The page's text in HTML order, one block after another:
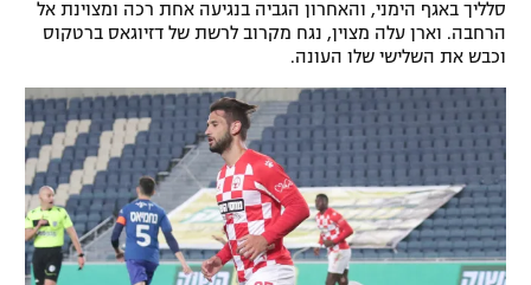
סלליך באגף הימני, והאחרון הגביה בנגיעה אחת רכה ומצוינת אל
הרחבה. וארן עלה מצוין, נגח מקרוב לרשת של דזיוגאס ברטקוס
וכבש את השלישי שלו העונה.